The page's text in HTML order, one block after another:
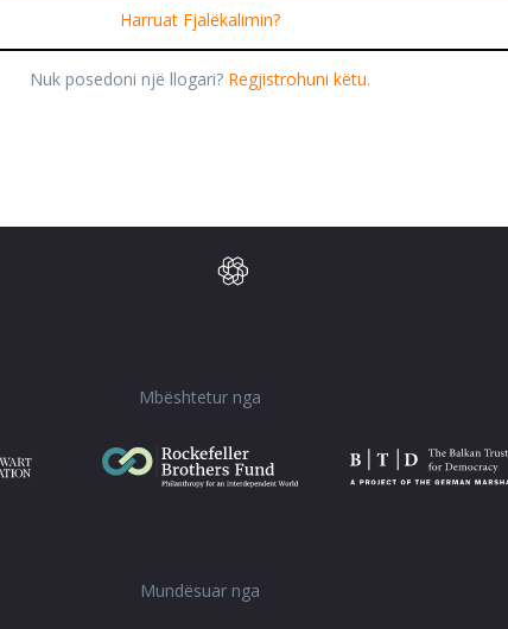
Harruat Fjalëkalimin?
Nuk posedoni një llogari? Regjistrohuni këtu.
Mbështetur nga
Mundësuar nga